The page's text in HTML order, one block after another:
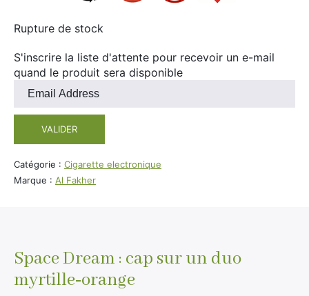
Rupture de stock
S'inscrire la liste d'attente pour recevoir un e-mail
quand le produit sera disponible
Entrez
adresse
mail
pour
rejoindre
ce
produit
VALIDER
Catégorie : Cigarette electronique
Marque : Al Fakher
Space Dream : cap sur un duo
myrtille‑orange